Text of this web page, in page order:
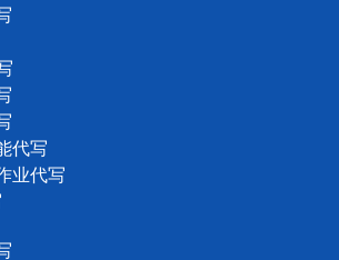
代写
业代写